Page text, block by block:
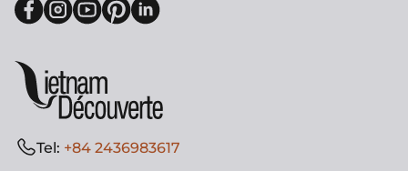
Tel: +84 2436983617